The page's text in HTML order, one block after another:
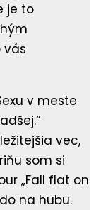
je to
vás
v meste
vec,
som si
„Fall flat on
na hubu.